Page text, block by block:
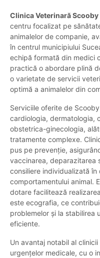
Clinica Veterinară Scooby
centru focalizat pe
animalelor de companie,
în centrul municipiului
echipă formată din medici
practică o abordare plină
o varietate de servicii
optimă a animalelor din
Serviciile oferite de
cardiologia, dermatologia,
obstetrica-ginecologia,
tratamente complexe.
pus pe prevenție,
vaccinarea, deparazitarea
consiliere individualizată în
comportamentului animal.
dotare facilitează
este ecografia, ce
problemelor și la stabilirea
eficiente.
Un avantaj notabil al
urgențelor medicale, cu o